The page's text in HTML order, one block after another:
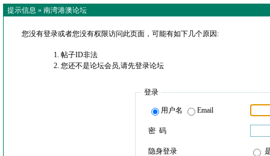
提示信息 » 南湾港澳论坛
您没有登录或者您没有权限访问此页面，可能有如下几个原因:
帖子ID非法
您还不是论坛会员,请先登录论坛
登录
用户名 Email
密 码
隐身登录